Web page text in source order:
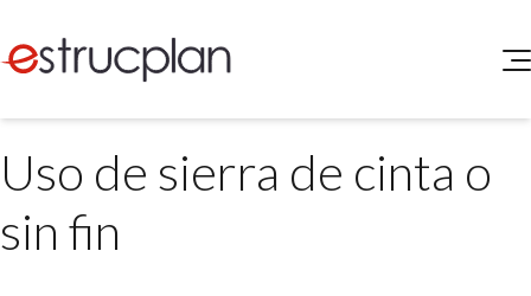
SERVICIOS
Medio Ambiente
INGRESAR
Uso de sierra de cinta o
sin fin